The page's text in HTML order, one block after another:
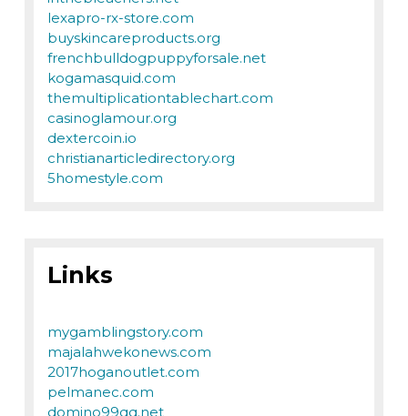
lexapro-rx-store.com
buyskincareproducts.org
frenchbulldogpuppyforsale.net
kogamasquid.com
themultiplicationtablechart.com
casinoglamour.org
dextercoin.io
christianarticledirectory.org
5homestyle.com
Links
mygamblingstory.com
majalahwekonews.com
2017hoganoutlet.com
pelmanec.com
domino99qq.net